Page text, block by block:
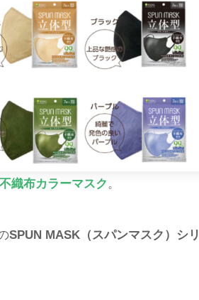
織布カラーマスク。
SPUN MASK（スパンマスク）シリ